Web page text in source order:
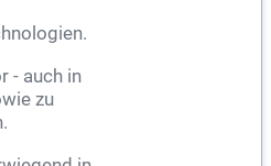
- auch in
zu